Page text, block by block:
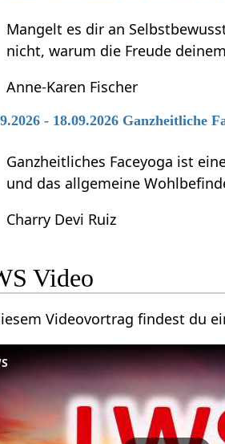
Mangelt es dir an
nicht, warum die Freude
Anne-Karen Fischer
- 18.09.2026 Ganzheitliche
Ganzheitliches Faceyoga ist
und das allgemeine
Charry Devi Ruiz
Video
Videovortrag findest du